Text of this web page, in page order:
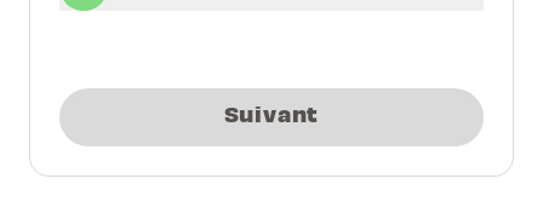
Suivant